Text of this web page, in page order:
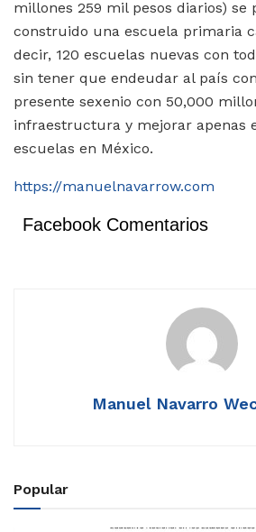
millones 259 mil pesos diarios) se
construido una escuela primaria
decir, 120 escuelas nuevas con
sin tener que endeudar al país
presente sexenio con 50,000
infraestructura y mejorar apenas
escuelas en México.
https://manuelnavarrow.com
Facebook Comentarios
Manuel Navarro
Popular